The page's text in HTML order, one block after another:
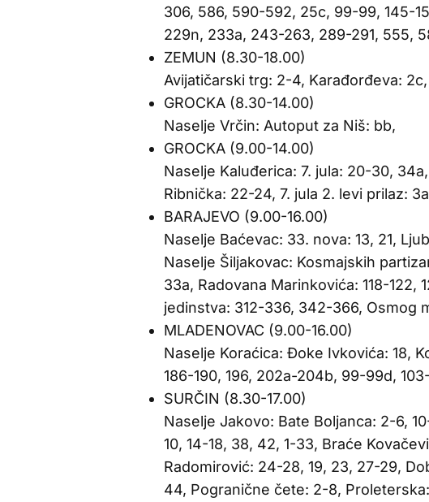
306, 586, 590-592, 25c, 99-99, 145-
229n, 233a, 243-263, 289-291, 555,
ZEMUN (8.30-18.00)
Avijatičarski trg: 2-4, Karađorđeva: 2c,
GROCKA (8.30-14.00)
Naselje Vrčin: Autoput za Niš: bb,
GROCKA (9.00-14.00)
Naselje Kaluđerica: 7. jula: 20-30,
Ribnička: 22-24, 7. jula 2. levi prilaz:
BARAJEVO (9.00-16.00)
Naselje Baćevac: 33. nova: 13, 21,
Naselje Šiljakovac: Kosmajskih
33a, Radovana Marinkovića: 118-122,
jedinstva: 312-336, 342-366, Osmog
MLADENOVAC (9.00-16.00)
Naselje Koraćica: Đoke Ivkovića: 18,
186-190, 196, 202a-204b, 99-99d, 103-
SURČIN (8.30-17.00)
Naselje Jakovo: Bate Boljanca: 2-6,
10, 14-18, 38, 42, 1-33, Braće
Radomirović: 24-28, 19, 23, 27-29,
44, Pogranične čete: 2-8,